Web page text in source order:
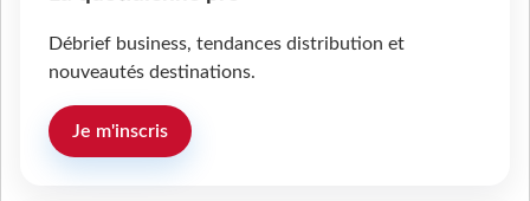
Débrief business, tendances distribution et
nouveautés destinations.
Je m'inscris